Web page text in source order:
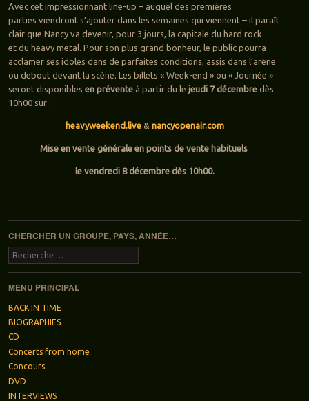
Avec cet impressionnant line-up – auquel des premières
parties viendront s’ajouter dans les semaines qui viennent – il paraît
clair que Nancy va devenir, pour 3 jours, la capitale du hard rock
et du heavy metal. Pour son plus grand bonheur, le public pourra
acclamer ses idoles dans de parfaites conditions, assis dans l’arène
ou debout devant la scène. Les billets « Week-end » ou « Journée »
seront disponibles en prévente à partir du le jeudi 7 décembredès
10h00 sur :
heavyweekend.live & nancyopenair.com
Mise en vente générale en points de vente habituels
le vendredi 8 décembre dès 10h00.
Navigation des articles
CHERCHER UN GROUPE, PAYS, ANNÉE…
Recherche
MENU PRINCIPAL
BACK IN TIME
BIOGRAPHIES
CD
Concerts from home
Concours
DVD
INTERVIEWS